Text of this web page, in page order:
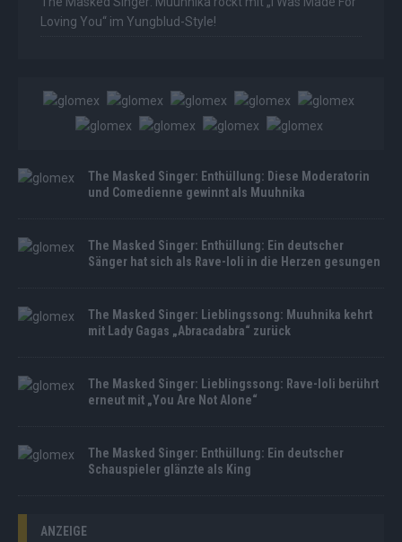
Loving You“ im Yungblud-Style!
The Masked Singer: Enthüllung: Diese Moderatorin
und Comedienne gewinnt als Muuhnika
The Masked Singer: Enthüllung: Ein deutscher
Sänger hat sich als Rave-Ioli in die Herzen gesungen
The Masked Singer: Lieblingssong: Muuhnika kehrt
mit Lady Gagas „Abracadabra“ zurück
The Masked Singer: Lieblingssong: Rave-Ioli berührt
erneut mit „You Are Not Alone“
The Masked Singer: Enthüllung: Ein deutscher
Schauspieler glänzte als King
ANZEIGE